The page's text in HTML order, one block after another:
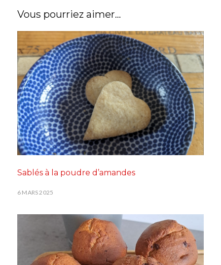
Vous pourriez aimer...
Sablés à la poudre d’amandes
6 MARS 2025